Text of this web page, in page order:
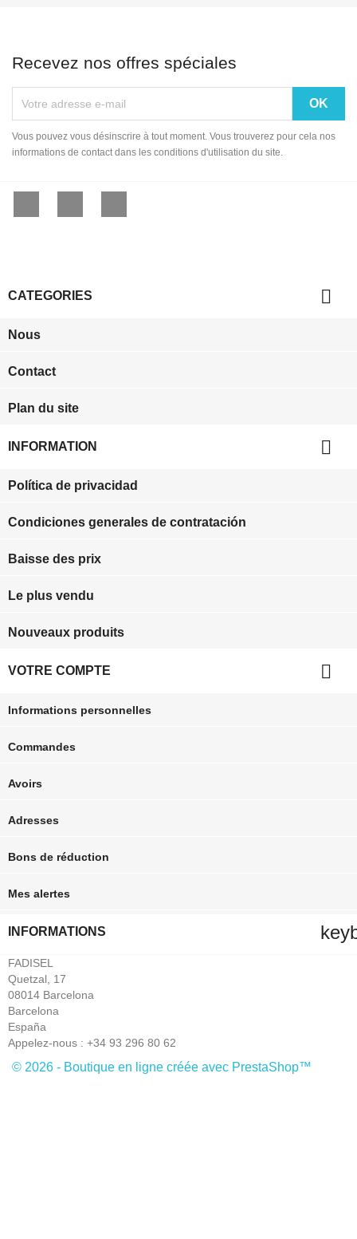
Recevez nos offres spéciales
Vous pouvez vous désinscrire à tout moment. Vous trouverez pour cela nos
informations de contact dans les conditions d'utilisation du site.
CATEGORIES 
Nous
Contact
Plan du site
INFORMATION 
Política de privacidad
Condiciones generales de contratación
Baisse des prix
Le plus vendu
Nouveaux produits
VOTRE COMPTE 
Informations personnelles
Commandes
Avoirs
Adresses
Bons de réduction
Mes alertes
INFORMATIONS
FADISEL
Quetzal, 17
08014 Barcelona
Barcelona
España
Appelez-nous : +34 93 296 80 62
© 2026 - Boutique en ligne créée avec PrestaShop™